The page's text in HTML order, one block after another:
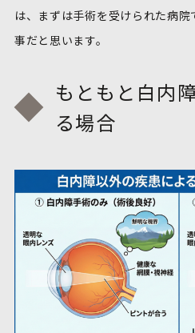
は、まずは手術を受けられた病
事だと思います。
もともと白内
る場合